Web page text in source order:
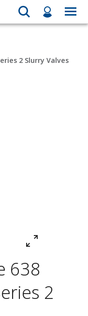
2 Slurry Valves
638
2